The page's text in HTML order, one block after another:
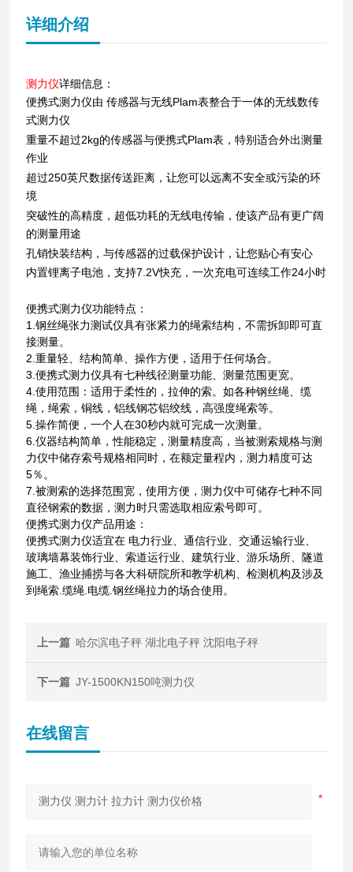
详细介绍
测力仪详细信息：
便携式测力仪由 传感器与无线Plam表整合于一体的无线数传
式测力仪
重量不超过2kg的传感器与便携式Plam表，特别适合外出测量
作业
超过250英尺数据传送距离，让您可以远离不安全或污染的环
境
突破性的高精度，超低功耗的无线电传输，使该产品有更广阔
的测量用途
孔销快装结构，与传感器的过载保护设计，让您贴心有安心
内置锂离子电池，支持7.2V快充，一次充电可连续工作24小时
便携式测力仪功能特点：
1.钢丝绳张力测试仪具有张紧力的绳索结构，不需拆卸即可直
接测量。
2.重量轻、结构简单、操作方便，适用于任何场合。
3.便携式测力仪具有七种线径测量功能、测量范围更宽。
4.使用范围：适用于柔性的，拉伸的索。如各种钢丝绳、缆
绳，绳索，铜线，铝线钢芯铝绞线，高强度绳索等。
5.操作简便，一个人在30秒内就可完成一次测量。
6.仪器结构简单，性能稳定，测量精度高，当被测索规格与测
力仪中储存索号规格相同时，在额定量程内，测力精度可达
5％。
7.被测索的选择范围宽，使用方便，测力仪中可储存七种不同
直径钢索的数据，测力时只需选取相应索号即可。
便携式测力仪产品用途：
便携式测力仪适宜在 电力行业、通信行业、交通运输行业、
玻璃墙幕装饰行业、索道运行业、建筑行业、游乐场所、隧道
施工、渔业捕捞与各大科研院所和教学机构、检测机构及涉及
到绳索.缆绳.电缆.钢丝绳拉力的场合使用。
上一篇 哈尔滨电子秤 湖北电子秤 沈阳电子秤
下一篇 JY-1500KN150吨测力仪
在线留言